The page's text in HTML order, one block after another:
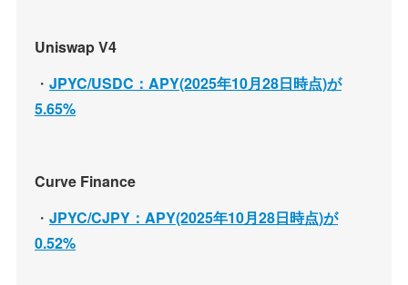
Uniswap V4
・ JPYC/USDC：APY(2025年10月28日時点)が
5.65%
Curve Finance
・ JPYC/CJPY：APY(2025年10月28日時点)が
0.52%